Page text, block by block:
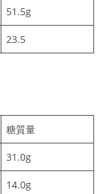
51.5g
23.5
糖質量
31.0g
14.0g